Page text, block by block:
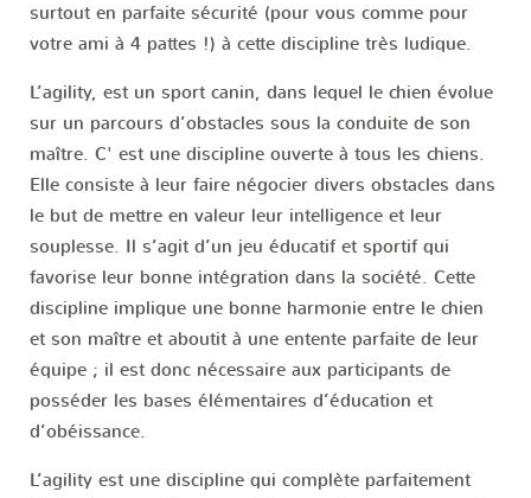
surtout en parfaite sécurité (pour vous comme pour
votre ami à 4 pattes !) à cette discipline très ludique.
L’agility, est un sport canin, dans lequel le chien évolue
sur un parcours d’obstacles sous la conduite de son
maître. C' est une discipline ouverte à tous les chiens.
Elle consiste à leur faire négocier divers obstacles dans
le but de mettre en valeur leur intelligence et leur
souplesse. Il s’agit d’un jeu éducatif et sportif qui
favorise leur bonne intégration dans la société. Cette
discipline implique une bonne harmonie entre le chien
et son maître et aboutit à une entente parfaite de leur
équipe ; il est donc nécessaire aux participants de
posséder les bases élémentaires d’éducation et
d’obéissance.
L’agility est une discipline qui complète parfaitement